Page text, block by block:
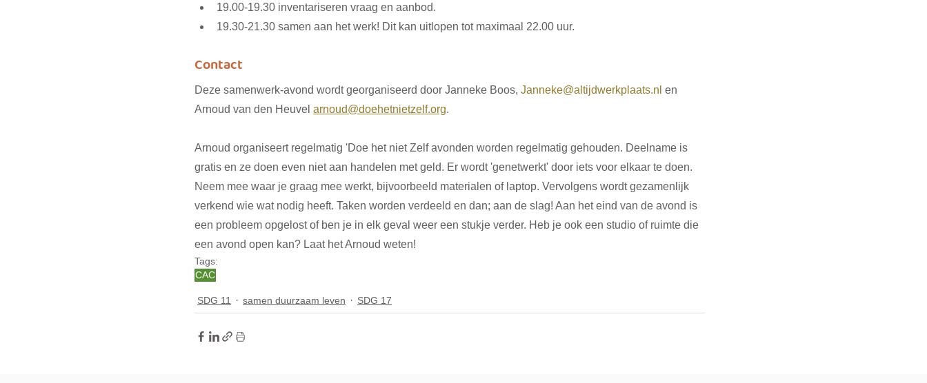
19.00-19.30 inventariseren vraag en aanbod.
19.30-21.30 samen aan het werk! Dit kan uitlopen tot maximaal 22.00 uur.
Contact
Deze samenwerk-avond wordt georganiseerd door Janneke Boos, Janneke@altijdwerkplaats.nl en
Arnoud van den Heuvel arnoud@doehetnietzelf.org.
Arnoud organiseert regelmatig 'Doe het niet Zelf avonden worden regelmatig gehouden. Deelname is
gratis en ze doen even niet aan handelen met geld. Er wordt 'genetwerkt' door iets voor elkaar te doen.
Neem mee waar je graag mee werkt, bijvoorbeeld materialen of laptop. Vervolgens wordt gezamenlijk
verkend wie wat nodig heeft. Taken worden verdeeld en dan; aan de slag! Aan het eind van de avond is
een probleem opgelost of ben je in elk geval weer een stukje verder. Heb je ook een studio of ruimte die
een avond open kan? Laat het Arnoud weten!
Tags:
CAC
SDG 11 samen duurzaam leven SDG 17